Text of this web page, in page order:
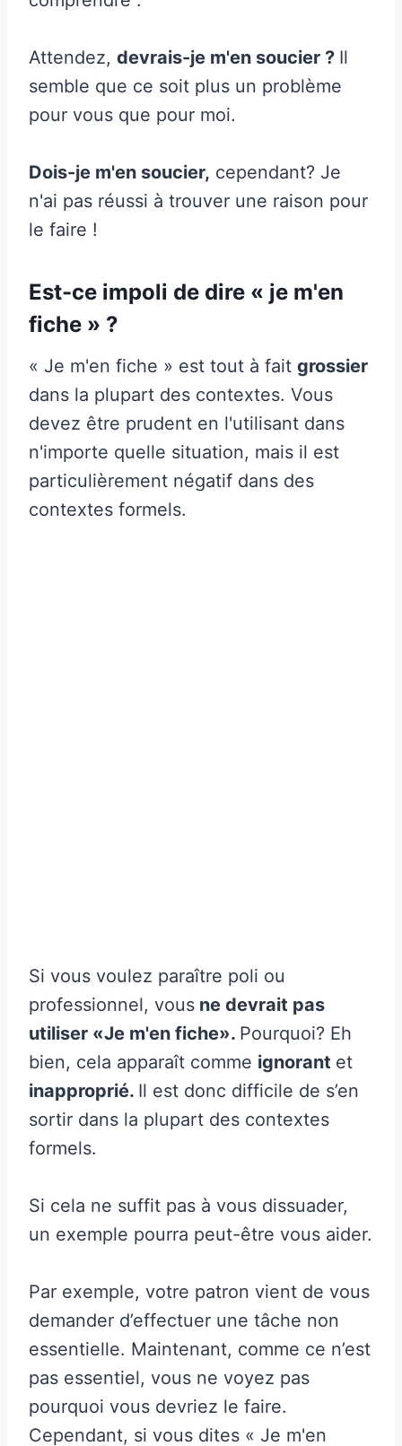
Attendez, devrais-je m'en soucier ? Il
semble que ce soit plus un problème
pour vous que pour moi.
Dois-je m'en soucier, cependant? Je
n'ai pas réussi à trouver une raison pour
le faire !
Est-ce impoli de dire « je m'en
fiche » ?
« Je m'en fiche » est tout à fait grossier
dans la plupart des contextes. Vous
devez être prudent en l'utilisant dans
n'importe quelle situation, mais il est
particulièrement négatif dans des
contextes formels.
Si vous voulez paraître poli ou
professionnel, vous ne devrait pas
utiliser «Je m'en fiche». Pourquoi? Eh
bien, cela apparaît comme ignorant et
inapproprié. Il est donc difficile de s’en
sortir dans la plupart des contextes
formels.
Si cela ne suffit pas à vous dissuader,
un exemple pourra peut-être vous aider.
Par exemple, votre patron vient de vous
demander d’effectuer une tâche non
essentielle. Maintenant, comme ce n’est
pas essentiel, vous ne voyez pas
pourquoi vous devriez le faire.
Cependant, si vous dites « Je m'en